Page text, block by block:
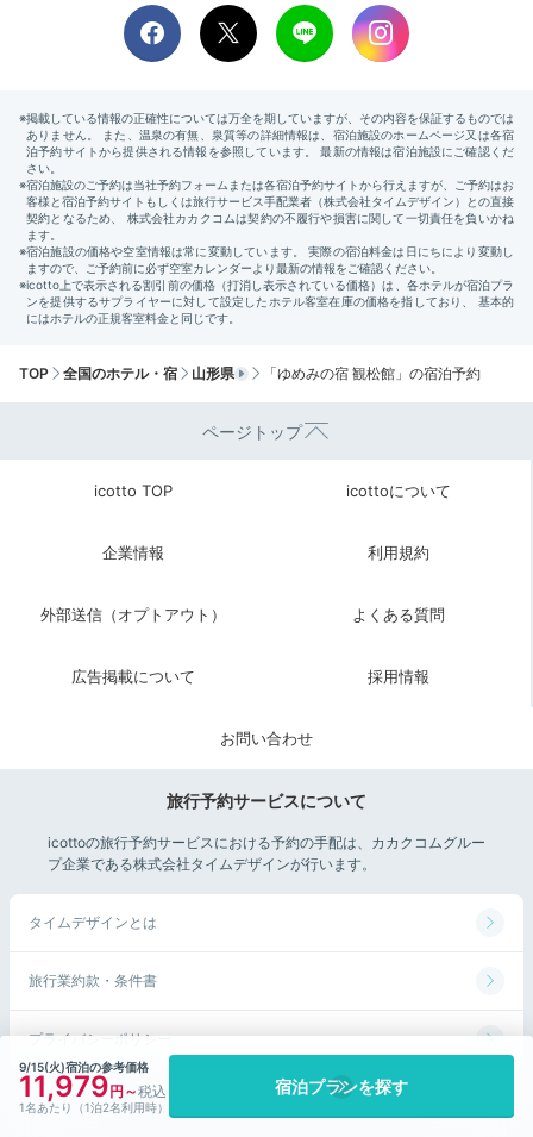
9/15(火)宿泊の参考価格
11,979
1名あたり（1泊2名利用時）
宿泊プランを探す
TOP 全国のホテル・宿 山形県 「ゆめみの宿 観松館」の宿泊予約
ページトップ
icotto TOP icottoについて
企業情報 利用規約
外部送信（オプトアウト） よくある質問
広告掲載について 採用情報
お問い合わせ
旅行予約サービスについて
icottoの旅行予約サービスにおける予約の手配は、カカクコムグルー
プ企業である株式会社タイムデザインが行います。
タイムデザインとは
旅行業約款・条件書
プライバシーポリシー
©Kakaku.com, Inc. All Rights Reserved.